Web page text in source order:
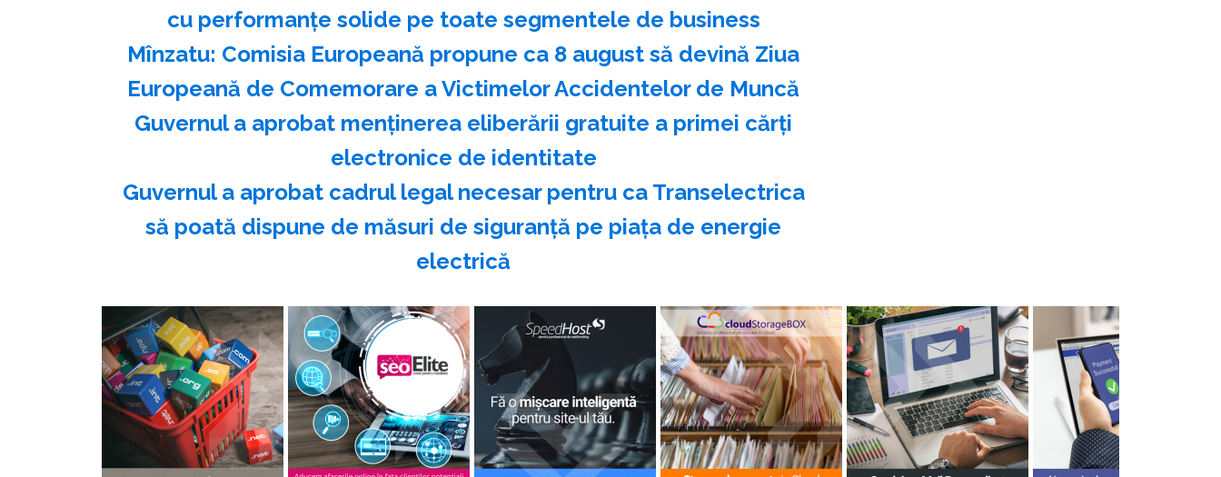
cu performanțe solide pe toate segmentele de business
Mînzatu: Comisia Europeană propune ca 8 august să devină Ziua
Europeană de Comemorare a Victimelor Accidentelor de Muncă
Guvernul a aprobat menţinerea eliberării gratuite a primei cărţi
electronice de identitate
Guvernul a aprobat cadrul legal necesar pentru ca Transelectrica
să poată dispune de măsuri de siguranţă pe piaţa de energie
electrică